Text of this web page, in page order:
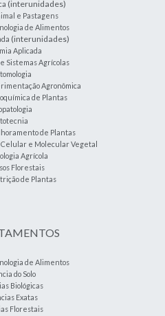
(interunidades)
e Pastagens
de Alimentos
(interunidades)
Aplicada
Sistemas Agrícolas
Agronômica
de Plantas
de Plantas
e Molecular Vegetal
Agrícola
Florestais
de Plantas
de Alimentos
do Solo
Biológicas
Exatas
Florestais